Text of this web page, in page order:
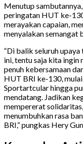
Menutup
peringatan HUT ke-
merayakan capaian,
menyalakan semangat
“Di balik seluruh
ini, tentu saja kita ingin
penuh kebersamaan
HUT BRI ke-130,
Sportartcular hingga
mendatang. Jadikan
mempererat
menumbuhkan rasa
BRI,” pungkas Hery